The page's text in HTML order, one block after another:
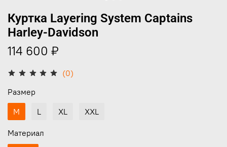
(0)
Куртка Layering System Captains
Harley-Davidson
114 600 ₽
Размер
M
L XL XXL
Материал